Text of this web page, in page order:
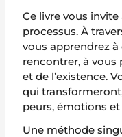
Ce livre vous invite
processus. À
vous apprendrez
rencontrer, à
et de l’existence.
qui
peurs, émotions
Une méthode